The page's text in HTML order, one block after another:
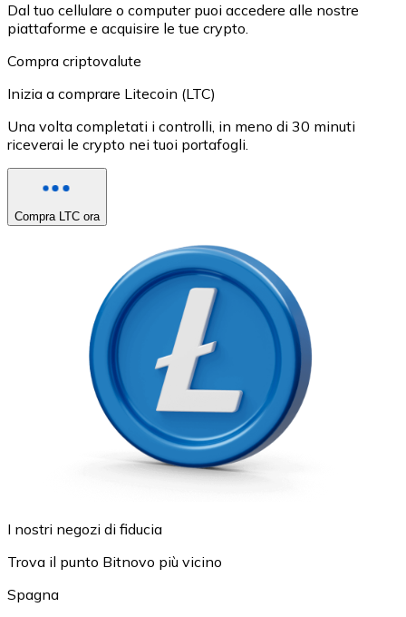
Dal tuo cellulare o computer puoi accedere alle nostre
piattaforme e acquisire le tue crypto.
Compra criptovalute
Inizia a comprare Litecoin (LTC)
Una volta completati i controlli, in meno di 30 minuti
riceverai le crypto nei tuoi portafogli.
Compra LTC ora
I nostri negozi di fiducia
Trova il punto Bitnovo più vicino
Spagna